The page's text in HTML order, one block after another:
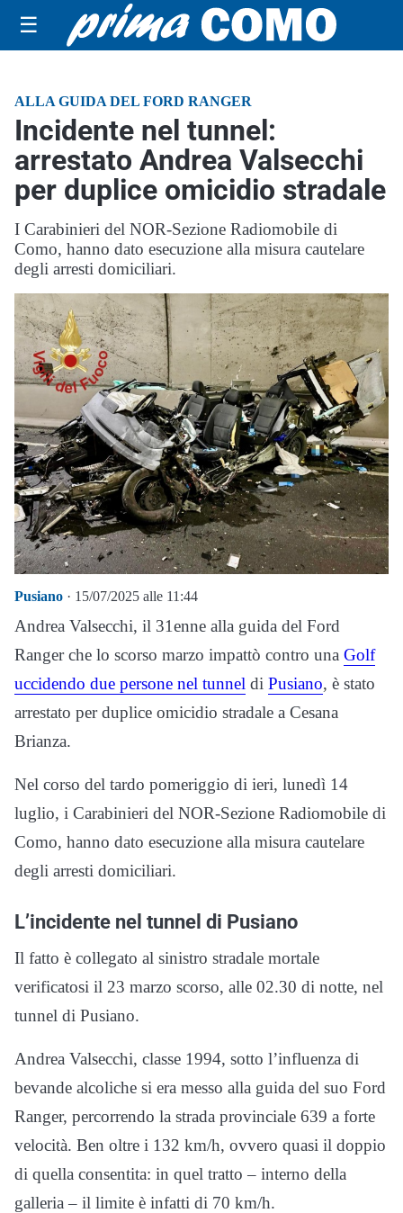
☰
ALLA GUIDA DEL FORD RANGER
Incidente nel tunnel:
arrestato Andrea Valsecchi
per duplice omicidio stradale
I Carabinieri del NOR-Sezione Radiomobile di
Como, hanno dato esecuzione alla misura cautelare
degli arresti domiciliari.
Pusiano · 15/07/2025 alle 11:44
Andrea Valsecchi, il 31enne alla guida del Ford
Ranger che lo scorso marzo impattò contro una Golf
uccidendo due persone nel tunnel di Pusiano, è stato
arrestato per duplice omicidio stradale a Cesana
Brianza.
Nel corso del tardo pomeriggio di ieri, lunedì 14
luglio, i Carabinieri del NOR-Sezione Radiomobile di
Como, hanno dato esecuzione alla misura cautelare
degli arresti domiciliari.
L’incidente nel tunnel di Pusiano
Il fatto è collegato al sinistro stradale mortale
verificatosi il 23 marzo scorso, alle 02.30 di notte, nel
tunnel di Pusiano.
Andrea Valsecchi, classe 1994, sotto l’influenza di
bevande alcoliche si era messo alla guida del suo Ford
Ranger, percorrendo la strada provinciale 639 a forte
velocità. Ben oltre i 132 km/h, ovvero quasi il doppio
di quella consentita: in quel tratto – interno della
galleria – il limite è infatti di 70 km/h.